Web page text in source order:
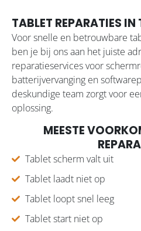
TABLET REPARATIES IN
Voor snelle en betrouwbare
ben je bij ons aan het juiste
reparatieservices voor
batterijvervanging en
deskundige team zorgt voor
oplossing.
MEESTE
Tablet scherm valt uit
Tablet laadt niet op
Tablet loopt snel leeg
Tablet start niet op